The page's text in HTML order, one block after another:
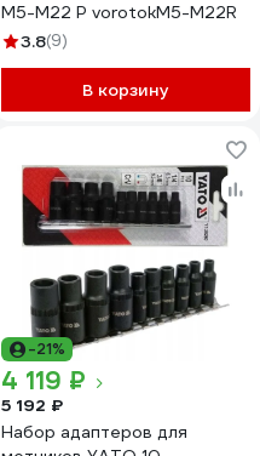
М5-М22 Р vorotokM5-M22R
3.8(9)
В корзину
-21%
4 119 ₽
5 192 ₽
Набор адаптеров для